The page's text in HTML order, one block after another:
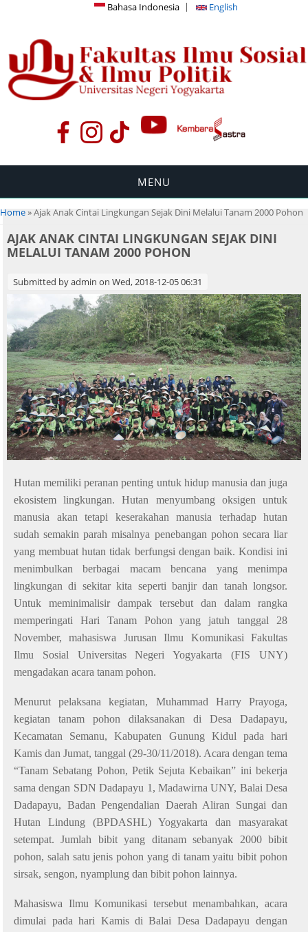
Bahasa Indonesia English
MENU
You are here
Home» Ajak Anak Cintai Lingkungan Sejak Dini Melalui Tanam 2000 Pohon
AJAK ANAK CINTAI LINGKUNGAN SEJAK DINI
MELALUI TANAM 2000 POHON
Submitted byadmin on Wed, 2018-12-05 06:31
Hutan memiliki peranan penting untuk hidup manusia dan juga
ekosistem lingkungan. Hutan menyumbang oksigen untuk
manusia akan tetapi keserakahan manusia terhadap hutan
sudah semakin parah misalnya penebangan pohon secara liar
yang membuat hutan tidak berfungsi dengan baik. Kondisi ini
menimbulkan berbagai macam bencana yang menimpa
lingkungan di sekitar kita seperti banjir dan tanah longsor.
Untuk meminimalisir dampak tersebut dan dalam rangka
memperingati Hari Tanam Pohon yang jatuh tanggal 28
November, mahasiswa Jurusan Ilmu Komunikasi Fakultas
Ilmu Sosial Universitas Negeri Yogyakarta (FIS UNY)
mengadakan acara tanam pohon.
Menurut pelaksana kegiatan, Muhammad Harry Prayoga,
kegiatan tanam pohon dilaksanakan di Desa Dadapayu,
Kecamatan Semanu, Kabupaten Gunung Kidul pada hari
Kamis dan Jumat, tanggal (29-30/11/2018). Acara dengan tema
“Tanam Sebatang Pohon, Petik Sejuta Kebaikan” ini bekerja
sama dengan SDN Dadapayu 1, Madawirna UNY, Balai Desa
Dadapayu, Badan Pengendalian Daerah Aliran Sungai dan
Hutan Lindung (BPDASHL) Yogyakarta dan masyarakat
setempat. Jumlah bibit yang ditanam sebanyak 2000 bibit
pohon, salah satu jenis pohon yang di tanam yaitu bibit pohon
sirsak, sengon, nyamplung dan bibit pohon lainnya.
Mahasiswa Ilmu Komunikasi tersebut menambahkan, acara
dimulai pada hari Kamis di Balai Desa Dadapayu dengan